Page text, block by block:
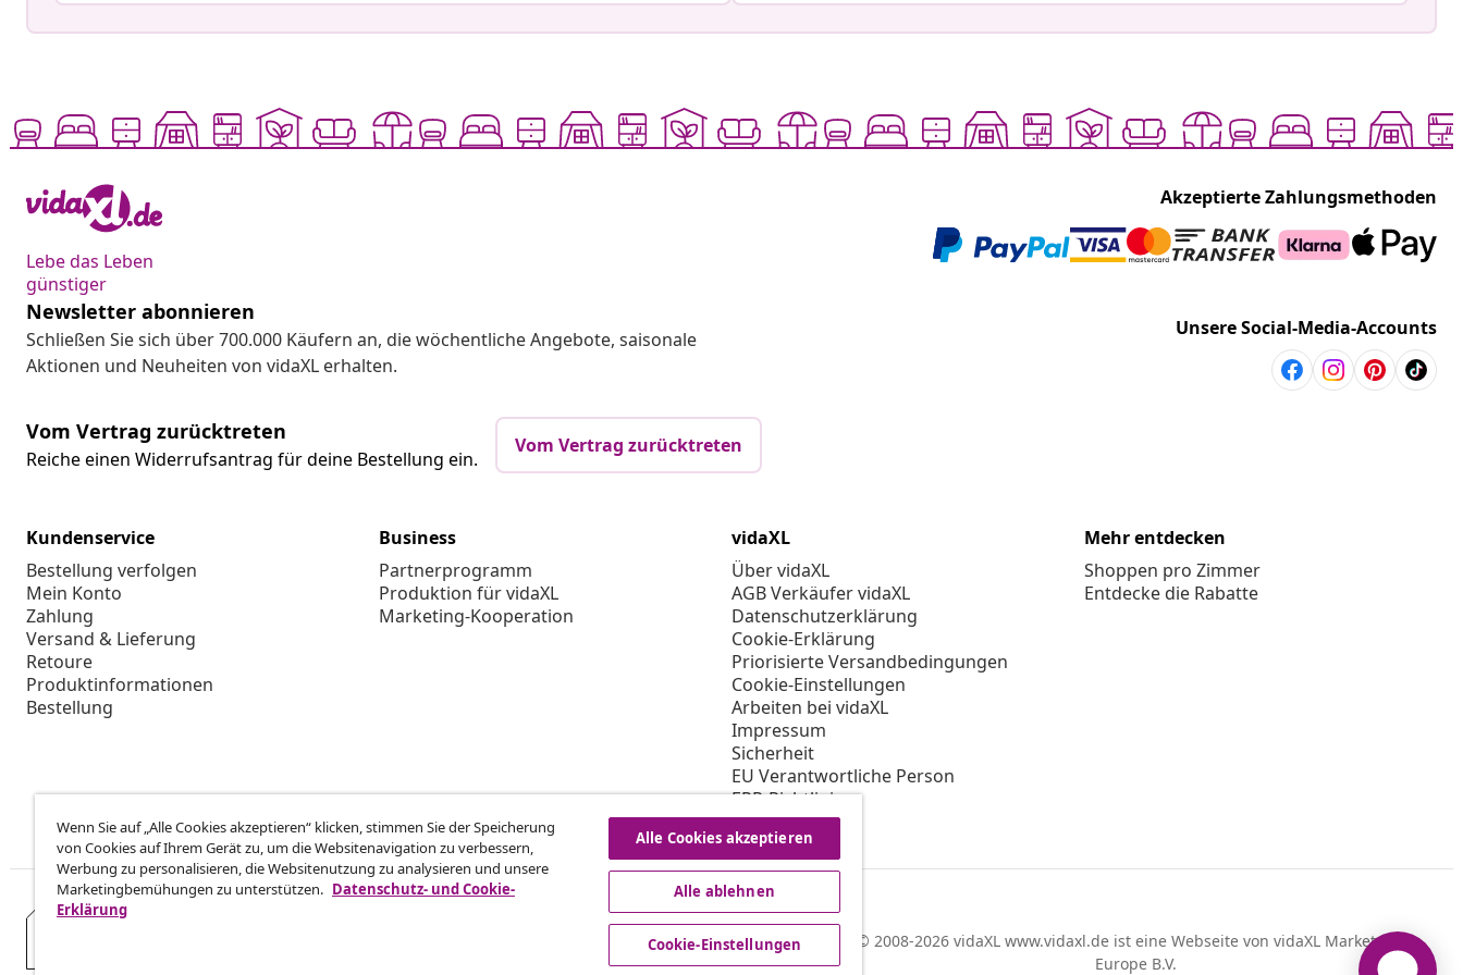
Lebe das Leben
günstiger
Akzeptierte Zahlungsmethoden
Newsletter abonnieren
Schließen Sie sich über 700.000 Käufern an, die wöchentliche Angebote, saisonale
Aktionen und Neuheiten von vidaXL erhalten.
Unsere Social-Media-Accounts
Vom Vertrag zurücktreten
Reiche einen Widerrufsantrag für deine Bestellung ein.
Vom Vertrag zurücktreten
Kundenservice
Bestellung verfolgen
Mein Konto
Zahlung
Versand & Lieferung
Retoure
Produktinformationen
Bestellung
Business
Partnerprogramm
Produktion für vidaXL
Marketing-Kooperation
vidaXL
Über vidaXL
AGB Verkäufer vidaXL
Datenschutzerklärung
Cookie-Erklärung
Priorisierte Versandbedingungen
Cookie-Einstellungen
Arbeiten bei vidaXL
Impressum
Sicherheit
EU Verantwortliche Person
EPR-Richtlinie
Barrierefreiheit
Mehr entdecken
Shoppen pro Zimmer
Entdecke die Rabatte
© 2008-2026 vidaXL www.vidaxl.de ist eine Webseite von vidaXL Marketplace
Europe B.V.
Wenn Sie auf „Alle Cookies akzeptieren“ klicken, stimmen Sie der Speicherung
von Cookies auf Ihrem Gerät zu, um die Websitenavigation zu verbessern,
Werbung zu personalisieren, die Websitenutzung zu analysieren und unsere
Marketingbemühungen zu unterstützen. Datenschutz- und Cookie-
Erklärung
Alle Cookies akzeptieren
Alle ablehnen
Cookie-Einstellungen